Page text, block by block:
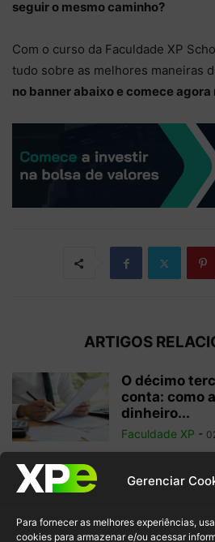
Gerenciar
Para fornecer as melhores experiências,
cookies para armazenar e/ou acessar
seguir o mesmo caminho?
Com o curso da Faculdade XP
tudo sobre as melhores maneiras
no banner abaixo e comece agora
ARTIGOS
O décimo
conta: como
dinheiro...
Faculdade XP -
vale a pena
Faculdade XP -